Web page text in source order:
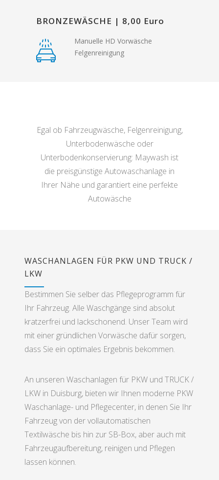
BRONZEWÄSCHE | 8,00 Euro
Manuelle HD Vorwäsche
Felgenreinigung
Egal ob Fahrzeugwäsche, Felgenreinigung,
Unterbodenwäsche oder
Unterbodenkonservierung: Maywash ist
die preisgünstige Autowaschanlage in
Ihrer Nähe und garantiert eine perfekte
Autowäsche
WASCHANLAGEN FÜR PKW UND TRUCK /
LKW
Bestimmen Sie selber das Pflegeprogramm für
Ihr Fahrzeug. Alle Waschgänge sind absolut
kratzerfrei und lackschonend. Unser Team wird
mit einer gründlichen Vorwäsche dafür sorgen,
dass Sie ein optimales Ergebnis bekommen.
An unseren Waschanlagen für PKW und TRUCK /
LKW in Duisburg, bieten wir Ihnen moderne PKW
Waschanlage- und Pflegecenter, in denen Sie Ihr
Fahrzeug von der vollautomatischen
Textilwäsche bis hin zur SB-Box, aber auch mit
Fahrzeugaufbereitung, reinigen und Pflegen
lassen können.